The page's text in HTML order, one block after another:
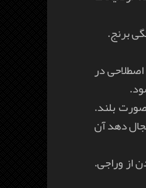
برنج.
در
بلند.
دهد آن
از وراجی.